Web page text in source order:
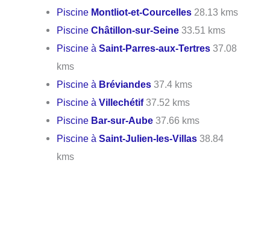
Piscine Montliot-et-Courcelles 28.13 kms
PiscineChâtillon-sur-Seine 33.51 kms
Piscine àSaint-Parres-aux-Tertres 37.08
kms
Piscine à Bréviandes 37.4 kms
Piscine àVillechétif37.52 kms
Piscine Bar-sur-Aube 37.66 kms
Piscine àSaint-Julien-les-Villas 38.84
kms